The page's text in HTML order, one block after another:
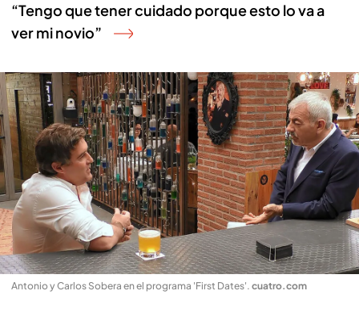
“Tengo que tener cuidado porque esto lo va a
ver mi novio”
Antonio y Carlos Sobera en el programa 'First Dates'. cuatro.com